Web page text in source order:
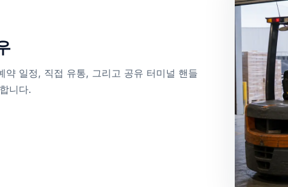
일정, 직접 유통, 그리고 공유 터미널 핸들
니다.